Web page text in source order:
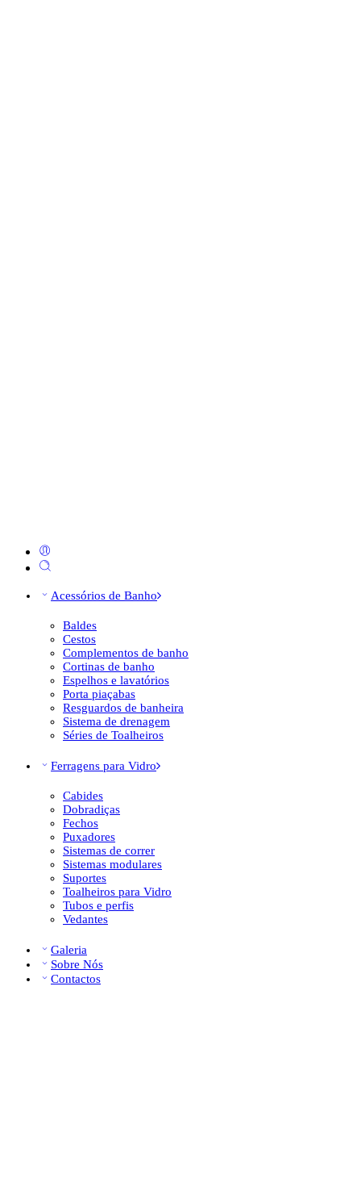
Acessórios de Banho
Baldes
Cestos
Complementos de banho
Cortinas de banho
Espelhos e lavatórios
Porta piaçabas
Resguardos de banheira
Sistema de drenagem
Séries de Toalheiros
Ferragens para Vidro
Cabides
Dobradiças
Fechos
Puxadores
Sistemas de correr
Sistemas modulares
Suportes
Toalheiros para Vidro
Tubos e perfis
Vedantes
Galeria
Sobre Nós
Contactos